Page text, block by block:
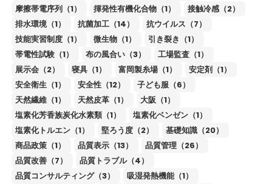
摩擦帯電序列（1）
揮発性有機化合物（1）
接触冷感（2）
排水環境（1）
抗菌加工（14）
抗ウイルス（7）
技能実習制度（1）
微生物（1）
引き裂き（1）
帯電性試験（1）
布の風合い（3）
工場監査（1）
展示会（2）
寝具（1） 富岡製糸場（1）
安定剤（1）
安全衛生（1）
安全性（12）
子ども服（6）
天然繊維（1）
天然皮革（1）
大阪（1）
塩素化芳香族炭化水素類（1）
塩素化ベンゼン（1）
塩素化トルエン（1）
堅ろう度（2）
基礎知識（20）
商品政策（1）
品質表示（13）
品質管理（26）
品質改善（7）
品質トラブル（4）
品質コンサルティング（3）
吸湿発熱機能（1）